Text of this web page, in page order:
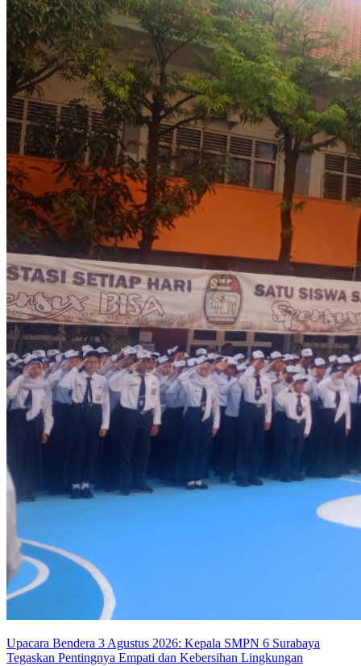
Upacara Bendera 3 Agustus 2026: Kepala SMPN 6 Surabaya
Tegaskan Pentingnya Empati dan Kebersihan Lingkungan